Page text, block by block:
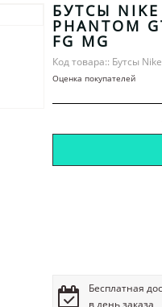
БУТСЫ NIKE
PHANTOM
FG MG
Код товара:: Бутсы Nike
Оценка покупателей
Бесплатная